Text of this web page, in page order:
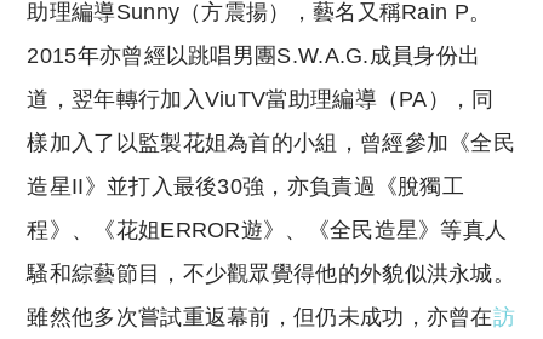
助理編導Sunny（方震揚），藝名又稱Rain P。
2015年亦曾經以跳唱男團S.W.A.G.成員身份出
道，翌年轉行加入ViuTV當助理編導（PA），同
樣加入了以監製花姐為首的小組，曾經參加《全民
造星II》並打入最後30強，亦負責過《脫獨工
程》、《花姐ERROR遊》、《全民造星》等真人
騷和綜藝節目，不少觀眾覺得他的外貌似洪永城。
雖然他多次嘗試重返幕前，但仍未成功，亦曾在訪